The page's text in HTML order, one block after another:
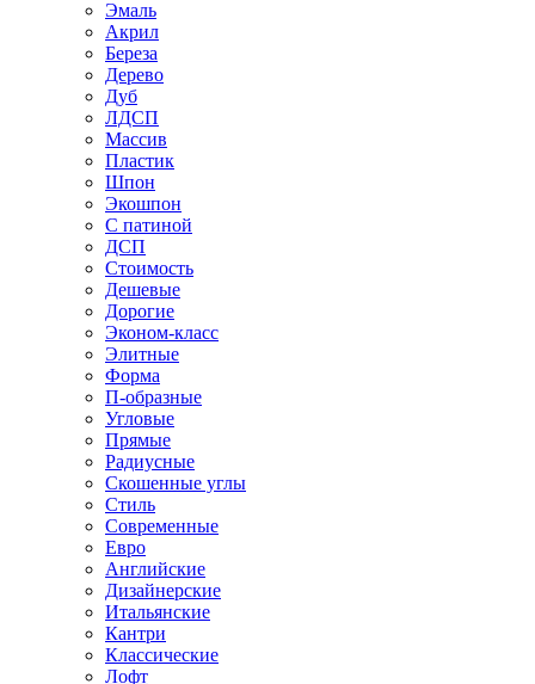
Эмаль
Акрил
Береза
Дерево
Дуб
ЛДСП
Массив
Пластик
Шпон
Экошпон
С патиной
ДСП
Стоимость
Дешевые
Дорогие
Эконом-класс
Элитные
Форма
П-образные
Угловые
Прямые
Радиусные
Скошенные углы
Стиль
Современные
Евро
Английские
Дизайнерские
Итальянские
Кантри
Классические
Лофт